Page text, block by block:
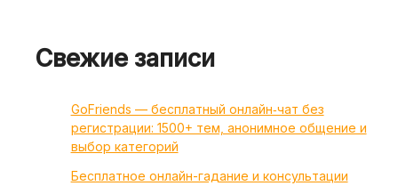
Свежие записи
GoFriends — бесплатный онлайн‑чат без
регистрации: 1500+ тем, анонимное общение и
выбор категорий
Бесплатное онлайн-гадание и консультации